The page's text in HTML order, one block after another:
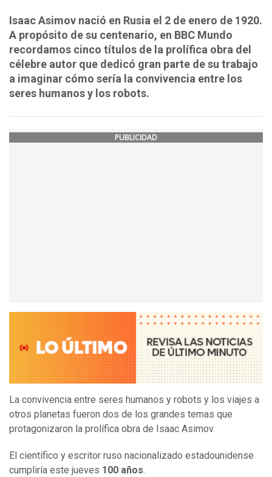
Isaac Asimov nació en Rusia el 2 de enero de 1920.
A propósito de su centenario, en BBC Mundo
recordamos cinco títulos de la prolífica obra del
célebre autor que dedicó gran parte de su trabajo
a imaginar cómo sería la convivencia entre los
seres humanos y los robots.
PUBLICIDAD
La convivencia entre seres humanos y robots y los viajes a
otros planetas fueron dos de los grandes temas que
protagonizaron la prolífica obra de Isaac Asimov.
El científico y escritor ruso nacionalizado estadounidense
cumpliría este jueves 100 años.